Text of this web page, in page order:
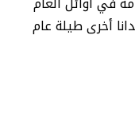
أخرى طيلة عام